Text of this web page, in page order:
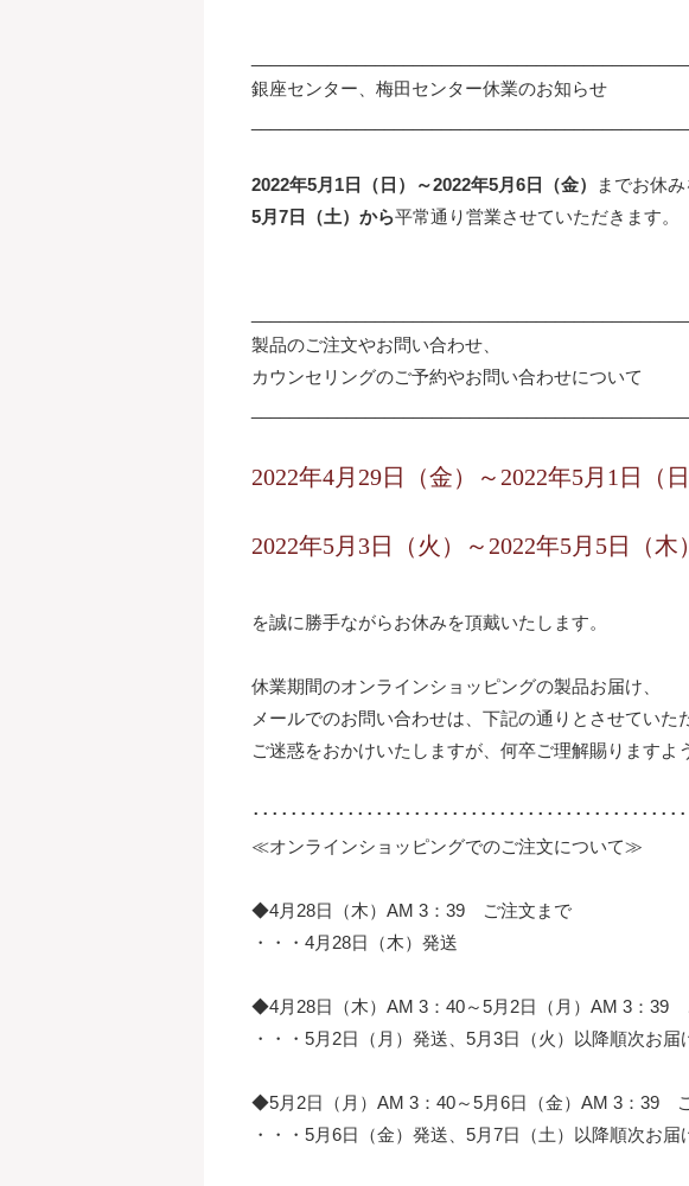
銀座センター、梅田センター休業のお知らせ
2022年5月1日（日）～2022年5月6日（金）
までお休
5月7日（土）から平常通り営業させていただきます。
製品のご注文やお問い合わせ、
カウンセリングのご予約やお問い合わせについて
2022年4月29日（金）～2022年5月1日（日
2022年5月3日（火）～2022年5月5日（木）
を誠に勝手ながらお休みを頂戴いたします。
休業期間のオンラインショッピングの製品お届け、
メールでのお問い合わせは、下記の通りとさせていた
ご迷惑をおかけいたしますが、何卒ご理解賜りますよ
･････････････････････････････････････････････
≪オンラインショッピングでのご注文について≫
◆4月28日（木）AM 3：39 ご注文まで
・・・4月28日（木）発送
◆4月28日（木）AM 3：40～5月2日（月）AM 3：39
・・・5月2日（月）発送、5月3日（火）以降順次お届
◆5月2日（月）AM 3：40～5月6日（金）AM 3：39
・・・5月6日（金）発送、5月7日（土）以降順次お届